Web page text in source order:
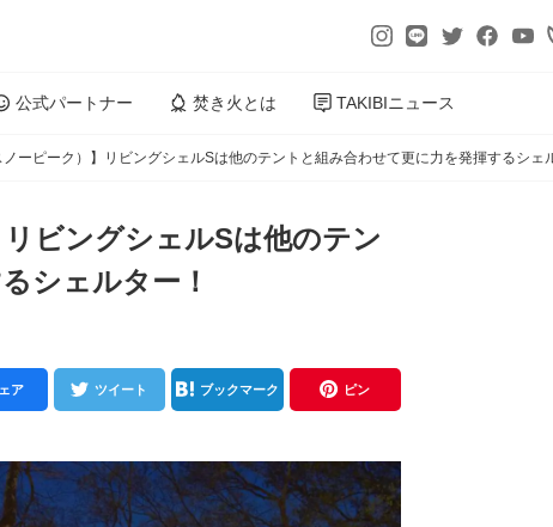
公式パートナー 焚き火とは TAKIBIニュース
ノーピーク）】リビングシェルSは他のテントと組み合わせて更に力を発揮するシェ
ビングシェルSは他のテン
シェルター！
ア ツイート ブックマーク ピン